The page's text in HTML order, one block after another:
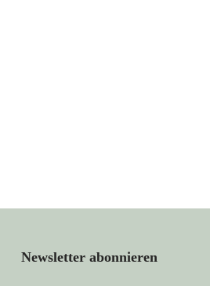
Newsletter abonnieren